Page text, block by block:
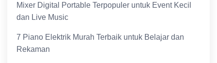
Mixer Digital Portable Terpopuler untuk Event Kecil
dan Live Music
7 Piano Elektrik Murah Terbaik untuk Belajar dan
Rekaman